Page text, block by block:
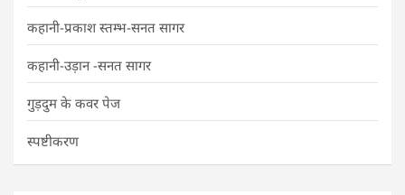
कहानी-प्रकाश स्तम्भ-सनत सागर
कहानी-उड़ान -सनत सागर
गुड़दुम के कवर पेज
स्पष्टीकरण